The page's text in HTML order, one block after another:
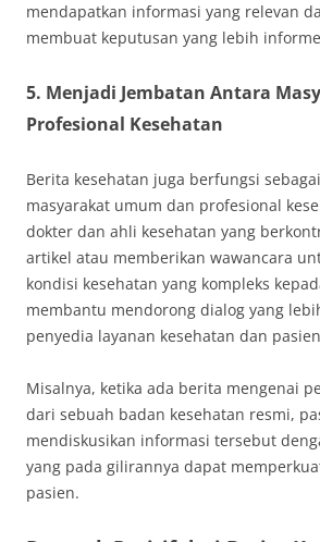
mendapatkan informasi yang relevan
membuat keputusan yang lebih
5. Menjadi Jembatan Antara
Profesional Kesehatan
Berita kesehatan juga berfungsi
masyarakat umum dan profesional
dokter dan ahli kesehatan yang
artikel atau memberikan wawancara
kondisi kesehatan yang kompleks
membantu mendorong dialog yang
penyedia layanan kesehatan dan
Misalnya, ketika ada berita mengenai
dari sebuah badan kesehatan resmi,
mendiskusikan informasi tersebut
yang pada gilirannya dapat
pasien.